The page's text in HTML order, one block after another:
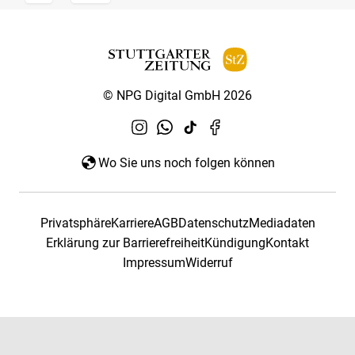
© NPG Digital GmbH 2026
Wo Sie uns noch folgen können
PrivatsphäreKarriereAGBDatenschutzMediadaten
Erklärung zur BarrierefreiheitKündigungKontakt
ImpressumWiderruf